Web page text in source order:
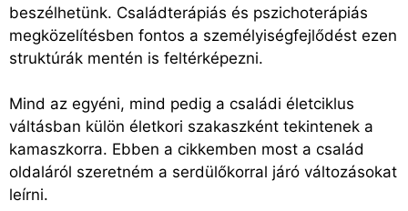
beszélhetünk. Családterápiás és pszichoterápiás
megközelítésben fontos a személyiségfejlődést ezen
struktúrák mentén is feltérképezni.
Mind az egyéni, mind pedig a családi életciklus
váltásban külön életkori szakaszként tekintenek a
kamaszkorra. Ebben a cikkemben most a család
oldaláról szeretném a serdülőkorral járó változásokat
leírni.